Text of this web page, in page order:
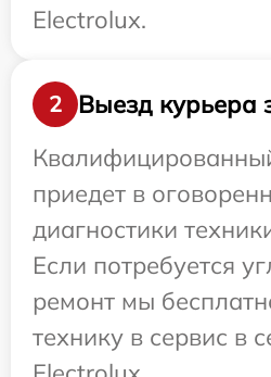
Electrolux.
2
Выезд курьера
приедет в
диагностики
Если потребуется
ремонт мы
технику в сервис в